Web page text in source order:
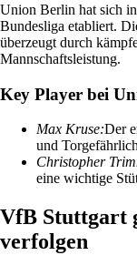
Union Berlin hat sich
Bundesliga etabliert.
überzeugt durch
Mannschaftsleistung.
Key Player bei
Max Kruse:Der
und
Christopher
eine wichtige
VfB Stuttgart
verfolgen